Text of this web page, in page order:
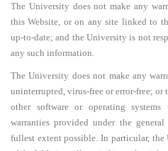
The University does not make any
this Website, or on any site linked to
up-to-date; and the University is not
any such information.
The University does not make any
uninterrupted, virus-free or error-free;
other software or operating
warranties provided under the
fullest extent possible. In particular,